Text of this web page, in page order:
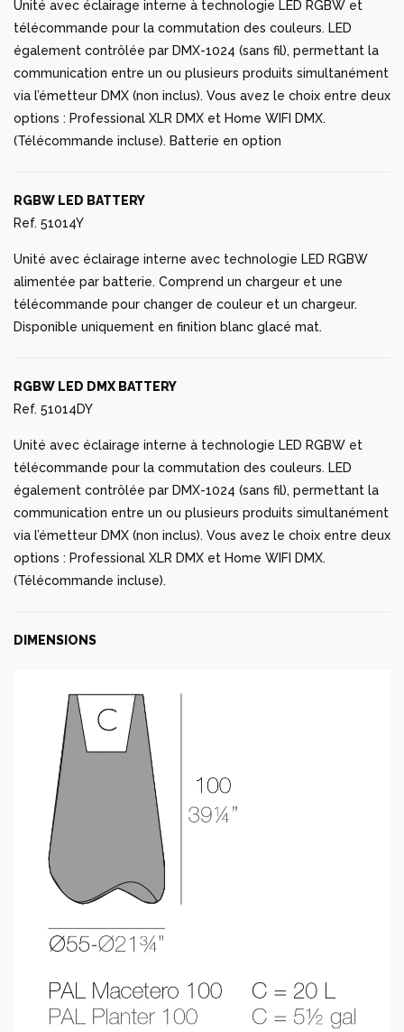
Unité avec éclairage interne à technologie LED RGBW et
télécommande pour la commutation des couleurs. LED
également contrôlée par DMX-1024 (sans fil), permettant la
communication entre un ou plusieurs produits simultanément
via l’émetteur DMX (non inclus). Vous avez le choix entre deux
options : Professional XLR DMX et Home WIFI DMX.
(Télécommande incluse). Batterie en option
RGBW LED BATTERY
Ref. 51014Y
Unité avec éclairage interne avec technologie LED RGBW
alimentée par batterie. Comprend un chargeur et une
télécommande pour changer de couleur et un chargeur.
Disponible uniquement en finition blanc glacé mat.
RGBW LED DMX BATTERY
Ref. 51014DY
Unité avec éclairage interne à technologie LED RGBW et
télécommande pour la commutation des couleurs. LED
également contrôlée par DMX-1024 (sans fil), permettant la
communication entre un ou plusieurs produits simultanément
via l’émetteur DMX (non inclus). Vous avez le choix entre deux
options : Professional XLR DMX et Home WIFI DMX.
(Télécommande incluse).
DIMENSIONS